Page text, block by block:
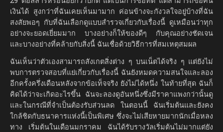
เงินได้ สูงกว่าที่ฉันเคยเห็นมามาก ค่อนข้างจะกังวลใจอยู่บ้างที่ฉัน
สงสัยพอๆ กับที่ฉันเลือกดูแบบสำรวจเกี่ยวกับเรื่องนี้ ดูเหมือนว่าทุก
อย่างจะยอดเยี่ยมมาก บางอย่างก็ให้ของดีๆ กับคุณอย่างชัดเจน
และบางอย่างที่คล้ายกับสิ่งนี้ ฉันเชื่อด้วยวิธีการที่สมเหตุสมผล
ฉันเห็นว่าตัวเองสามารถสังเกตสิ่งต่าง ๆ บนเน็ตได้จริง ๆ แต่ยังไม่
พบการตรวจสอบที่แย่เกี่ยวกับเรื่องนี้ ฉันยังหมดความสนใจและลอง
อีกครั้งครึ่งเดือนหลังจากข้อเท็จจริง ยังไม่ได้หนึ่ง ในท้ายที่สุด ฉันก็
คิดได้ว่าจะเกิดอะไรขึ้น ฉันจะลองดูอันหนึ่งซึ่งมีราคาแพงกว่านั้นดู
และในกรณีที่จำเป็นต้องรับส่วนลด ในตอนนี้ ฉันเริ่มต้นและยังคง
ใกล้ชิดกับธนาคารแห่งนี้เป็นพิเศษ ซึ่งจะไม่เสียหายมากนักเมื่อหลง
ทาง เริ่มต้นในเดือนมกราคม ฉันได้รับรางวัลเริ่มต้นไม่มากแต่ยัง